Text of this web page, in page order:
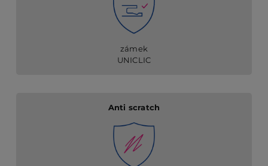
zámek
UNICLIC
Anti scratch